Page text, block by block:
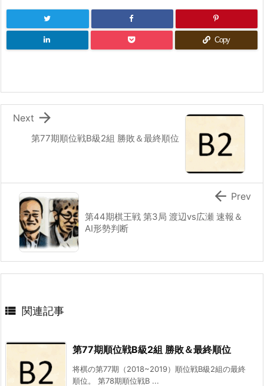
Copy
第77期順位戦B級2組 勝敗＆最終順位

Next
第44期棋王戦 第3局 渡辺vs広瀬 速報＆
AI形勢判断
 Prev
 関連記事
第77期順位戦B級2組 勝敗＆最終順位
将棋の第77期（2018~2019）順位戦B級2組の最終
順位。 第78期順位戦B ...